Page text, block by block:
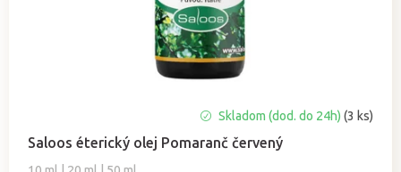
Saloos éterický olej Pomaranč červený
hodnotenie
produktu
je
Skladom (dod. do 24h)(3 ks)